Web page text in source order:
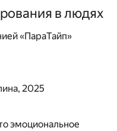
в людях
«ПараТайп»
2025
эмоциональное